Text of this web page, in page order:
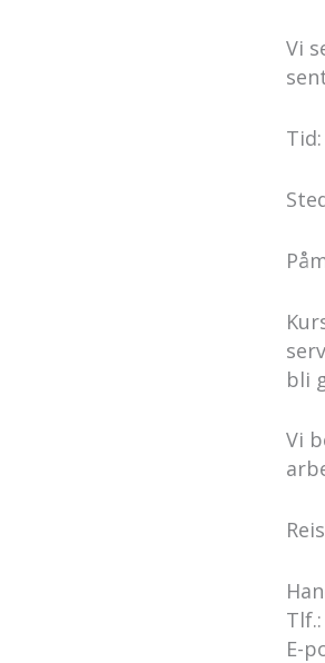
Vi
bli
Vi
E-